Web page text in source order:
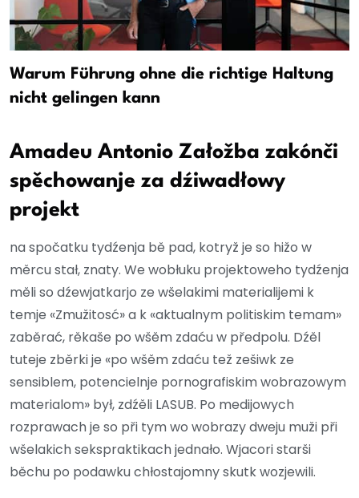
Warum Führung ohne die richtige Haltung
nicht gelingen kann
Amadeu Antonio Załožba zakónči
spěchowanje za dźiwadłowy
projekt
na spočatku tydźenja bě pad, kotryž je so hižo w
měrcu stał, znaty. We wobłuku projektoweho tydźenja
měli so dźewjatkarjo ze wšelakimi materialijemi k
temje «Zmužitosć» a k «aktualnym politiskim temam»
zaběrać, rěkaše po wšěm zdaću w předpolu. Dźěl
tuteje zběrki je «po wšěm zdaću tež zešiwk ze
sensiblem, potencielnje pornografiskim wobrazowym
materialom» był, zdźěli LASUB. Po medijowych
rozprawach je so při tym wo wobrazy dweju muži při
wšelakich sekspraktikach jednało. Wjacori starši
běchu po podawku chłostajomny skutk wozjewili.